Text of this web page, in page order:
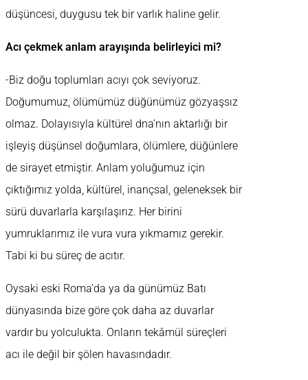
düşüncesi, duygusu tek bir varlık haline gelir.
Acı çekmek anlam arayışında belirleyici mi?
-Biz doğu toplumları acıyı çok seviyoruz.
Doğumumuz, ölümümüz düğünümüz gözyaşsız
olmaz. Dolayısıyla kültürel dna’nın aktarlığı bir
işleyiş düşünsel doğumlara, ölümlere, düğünlere
de sirayet etmiştir. Anlam yoluğumuz için
çıktığımız yolda, kültürel, inançsal, geleneksek bir
sürü duvarlarla karşılaşırız. Her birini
yumruklarımız ile vura vura yıkmamız gerekir.
Tabi ki bu süreç de acıtır.
Oysaki eski Roma’da ya da günümüz Batı
dünyasında bize göre çok daha az duvarlar
vardır bu yolculukta. Onların tekâmül süreçleri
acı ile değil bir şölen havasındadır.